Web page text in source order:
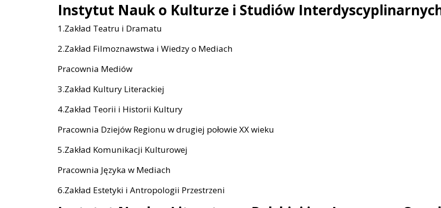
Instytut Nauk o Kulturze i Studiów
1.Zakład Teatru i Dramatu
2.Zakład Filmoznawstwa i Wiedzy o Mediach
Pracownia Mediów
3.Zakład Kultury Literackiej
4.Zakład Teorii i Historii Kultury
Pracownia Dziejów Regionu w drugiej połowie XX wieku
5.Zakład Komunikacji Kulturowej
Pracownia Języka w Mediach
6.Zakład Estetyki i Antropologii Przestrzeni